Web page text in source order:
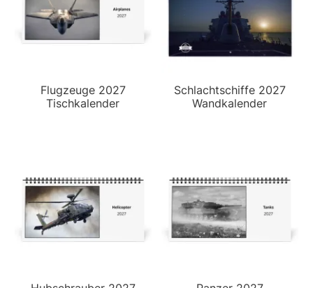
Flugzeuge 2027
Tischkalender
Schlachtschiffe 2027
Wandkalender